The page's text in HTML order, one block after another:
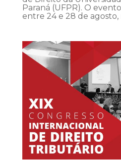
Paraná (UFPR). O
entre 24 e 28 de agosto,